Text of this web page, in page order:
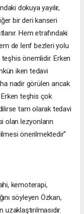
dokuya yayılır,
bir deri kanseri
Hem etrafındaki
de lenf bezleri yolu
önemlidir. Erken
iken tedavi
nadir görülen ancak
Erken teşhis çok
tam olarak tedavi
olan lezyonların
önerilmektedir”
kemoterapi,
söyleyen Özkan,